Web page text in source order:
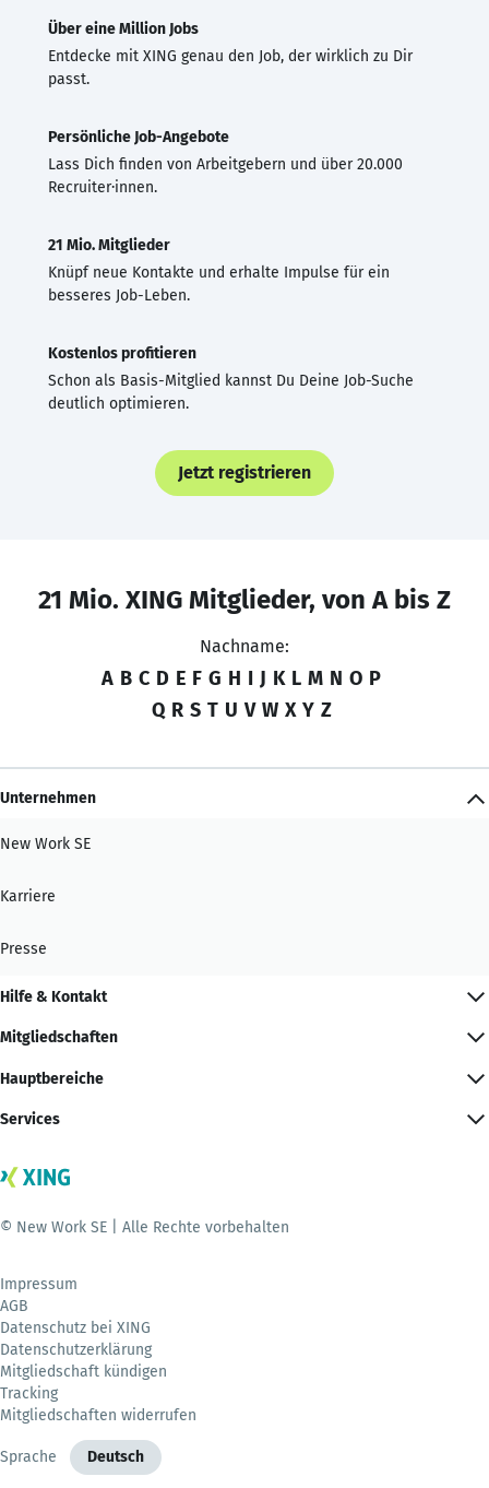
Über eine Million Jobs
Entdecke mit XING genau den Job, der wirklich zu Dir
passt.
Persönliche Job-Angebote
Lass Dich finden von Arbeitgebern und über 20.000
Recruiter·innen.
21 Mio. Mitglieder
Knüpf neue Kontakte und erhalte Impulse für ein
besseres Job-Leben.
Kostenlos profitieren
Schon als Basis-Mitglied kannst Du Deine Job-Suche
deutlich optimieren.
Jetzt registrieren
21 Mio. XING Mitglieder, von A bis Z
Nachname:
A B C D E F G H I J K L M N O P
Q R S T U V W X Y Z
Unternehmen
New Work SE
Karriere
Presse
Hilfe & Kontakt
Mitgliedschaften
Hauptbereiche
Services
© New Work SE | Alle Rechte vorbehalten
Impressum
AGB
Datenschutz bei XING
Datenschutzerklärung
Mitgliedschaft kündigen
Tracking
Mitgliedschaften widerrufen
Sprache Deutsch